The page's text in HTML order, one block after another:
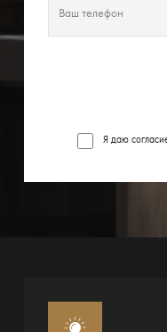
Я даю